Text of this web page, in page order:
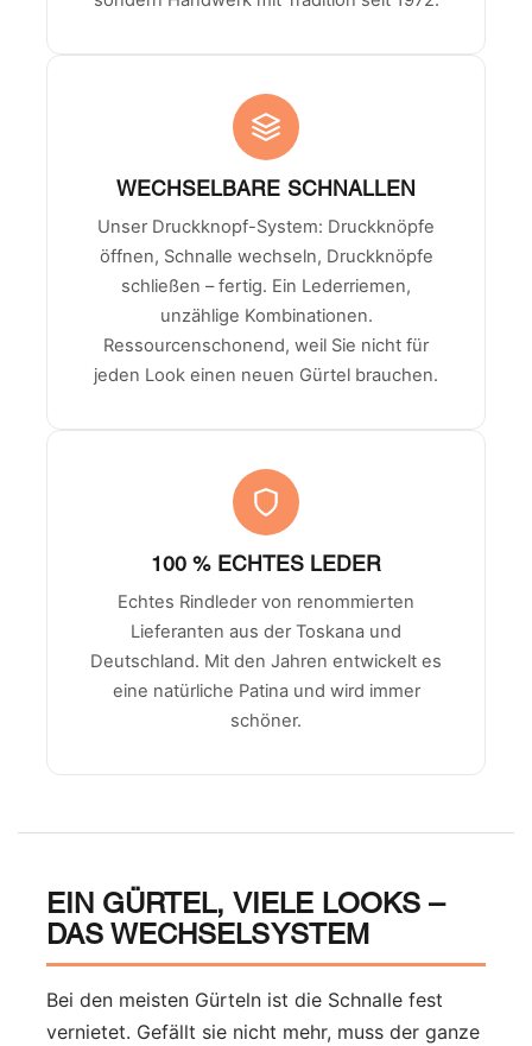
WECHSELBARE SCHNALLEN
Unser Druckknopf-System: Druckknöpfe
öffnen, Schnalle wechseln, Druckknöpfe
schließen – fertig. Ein Lederriemen,
unzählige Kombinationen.
Ressourcenschonend, weil Sie nicht für
jeden Look einen neuen Gürtel brauchen.
100 % ECHTES LEDER
Echtes Rindleder von renommierten
Lieferanten aus der Toskana und
Deutschland. Mit den Jahren entwickelt es
eine natürliche Patina und wird immer
schöner.
EIN GÜRTEL, VIELE LOOKS –
DAS WECHSELSYSTEM
Bei den meisten Gürteln ist die Schnalle fest
vernietet. Gefällt sie nicht mehr, muss der ganze